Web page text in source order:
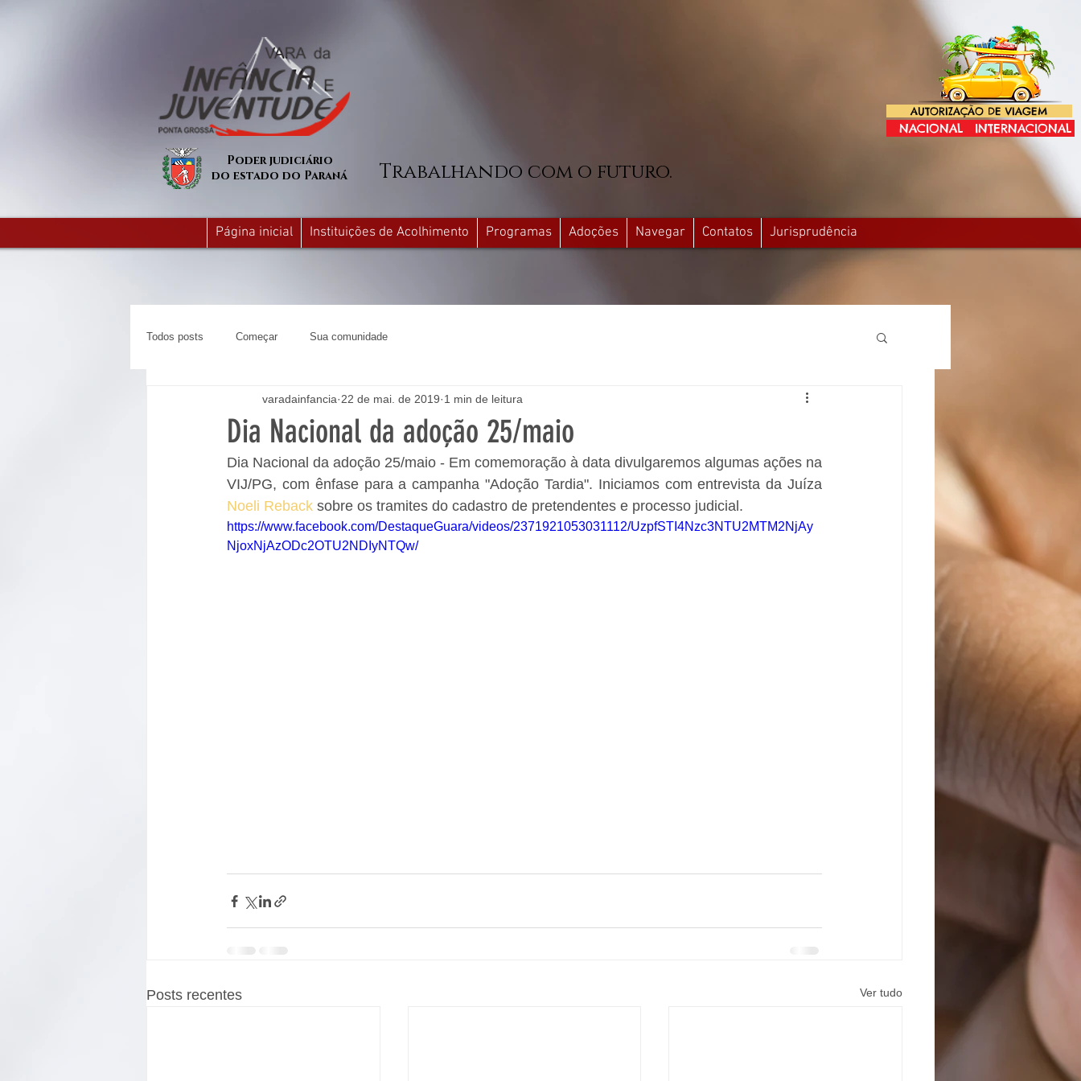
AUTORIZAÇÃO DE VIAGEM
NACIONAL INTERNACIONAL
Poder judiciário
do estado do Paraná
Trabalhando com o futuro.
Página inicial Instituições de Acolhimento Programas Adoções Navegar Contatos Jurisprudência
Todos posts Começar Sua comunidade
Dia Nacional da adoção 25/maio
varadainfancia 22 de mai. de 2019 1 min de leitura
Dia Nacional da adoção 25/maio - Em comemoração à data divulgaremos algumas ações na
Noeli Reback sobre os tramites do cadastro de pretendentes e processo judicial.
https://www.facebook.com/DestaqueGuara/videos/2371921053031112/UzpfSTI4Nzc3NTU2MTM2NjAy
NjoxNjAzODc2OTU2NDIyNTQw/
Posts recentes Ver tudo